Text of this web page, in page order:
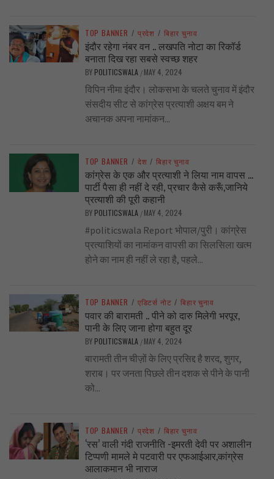
TOP BANNER / प्रदेश / बिहार चुनाव
इंदौर रहेगा नंबर वन .. लखपति नोटा का रिकॉर्ड
बनाता दिख रहा सबसे स्वच्छ शहर
BY POLITICSWALA / MAY 4, 2024
विपिन नीमा इंदौर। लोकसभा के चलते चुनाव में इंदौर
संसदीय सीट से कांग्रेस प्रत्याशी अक्षय बम ने
अचानक अपना नामांकन...
TOP BANNER / देश / बिहार चुनाव
कांग्रेस के एक और प्रत्याशी ने लिया नाम वापस …
पार्टी पैसा ही नहीं दे रही, प्रचार कैसे करूँ,जानिये
प्रत्याशी की पूरी कहानी
BY POLITICSWALA / MAY 4, 2024
#politicswala Report भोपाल/पुरी। कांग्रेस
प्रत्याशियों का नामांकन वापसी का सिलसिला खत्म
होने का नाम ही नहीं ले रहा है, पहले...
TOP BANNER / एडिटर्स नोट / बिहार चुनाव
पवार की बारामती .. पीने को दारु मिलेगी भरपूर,
पानी के लिए जाना होगा बहुत दूर
BY POLITICSWALA / MAY 4, 2024
बारामती तीन चीज़ों के लिए प्रसिद्द है शरद, शुगर,
शराब। पर जनता पिछले तीन दशक से पीने के पानी
को...
TOP BANNER / प्रदेश / बिहार चुनाव
‘रस’ वाली गंदी राजनीति -इमरती देवी पर अशालीन
टिप्पणी मामले मे पटवारी पर एफआईआर,कांग्रेस
आलाकमान भी नाराज